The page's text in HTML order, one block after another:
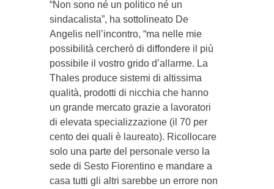
“Non sono né un politico né un
sindacalista”, ha sottolineato De
Angelis nell’incontro, “ma nelle mie
possibilità cercherò di diffondere il più
possibile il vostro grido d’allarme. La
Thales produce sistemi di altissima
qualità, prodotti di nicchia che hanno
un grande mercato grazie a lavoratori
di elevata specializzazione (il 70 per
cento dei quali è laureato). Ricollocare
solo una parte del personale verso la
sede di Sesto Fiorentino e mandare a
casa tutti gli altri sarebbe un errore non